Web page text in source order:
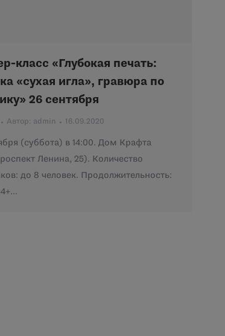
класс «Глубокая печать:
«сухая игла», гравюра по
26 сентября
Автор: admin 16.09.2020
(суббота) в 14:00. Дом Крафта
Ленина, 25). Количество
до 8 человек. Продолжительность: